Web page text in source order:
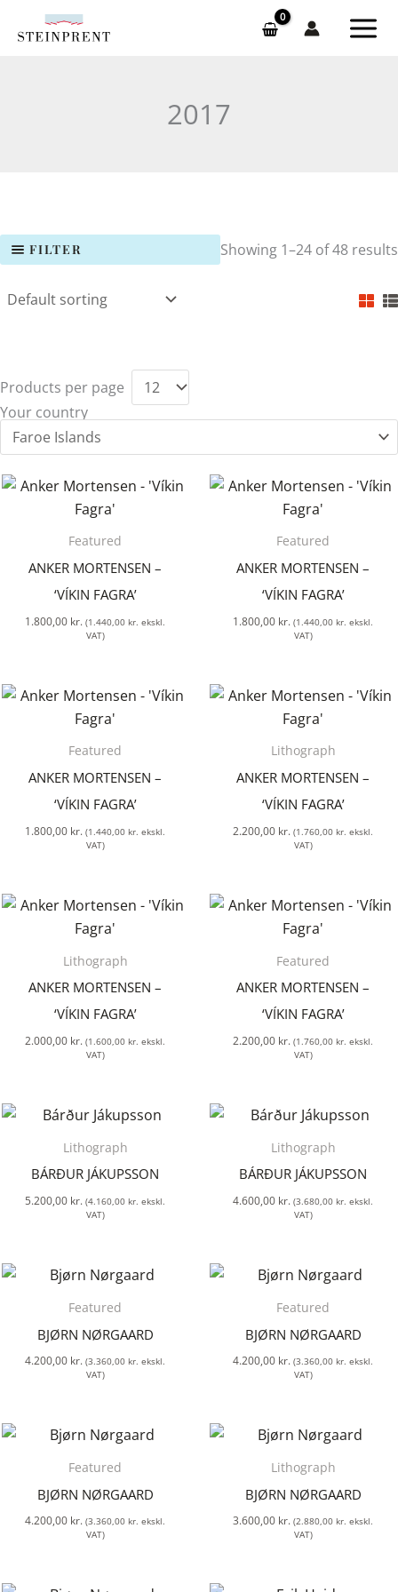
2017
FILTER Showing 1–24 of 48 results
Products per page
Your country
Featured
ANKER MORTENSEN –
‘VÍKIN FAGRA’
1.800,00 kr. (1.440,00 kr. ekskl.
VAT)
Featured
ANKER MORTENSEN –
‘VÍKIN FAGRA’
1.800,00 kr. (1.440,00 kr. ekskl.
VAT)
Featured
ANKER MORTENSEN –
‘VÍKIN FAGRA’
1.800,00 kr. (1.440,00 kr. ekskl.
VAT)
Lithograph
ANKER MORTENSEN –
‘VÍKIN FAGRA’
2.200,00 kr. (1.760,00 kr. ekskl.
VAT)
Lithograph
ANKER MORTENSEN –
‘VÍKIN FAGRA’
2.000,00 kr. (1.600,00 kr. ekskl.
VAT)
Featured
ANKER MORTENSEN –
‘VÍKIN FAGRA’
2.200,00 kr. (1.760,00 kr. ekskl.
VAT)
Lithograph
BÁRÐUR JÁKUPSSON
5.200,00 kr. (4.160,00 kr. ekskl.
VAT)
Lithograph
BÁRÐUR JÁKUPSSON
4.600,00 kr. (3.680,00 kr. ekskl.
VAT)
Featured
BJØRN NØRGAARD
4.200,00 kr. (3.360,00 kr. ekskl.
VAT)
Featured
BJØRN NØRGAARD
4.200,00 kr. (3.360,00 kr. ekskl.
VAT)
Featured
BJØRN NØRGAARD
4.200,00 kr. (3.360,00 kr. ekskl.
VAT)
Lithograph
BJØRN NØRGAARD
3.600,00 kr. (2.880,00 kr. ekskl.
VAT)